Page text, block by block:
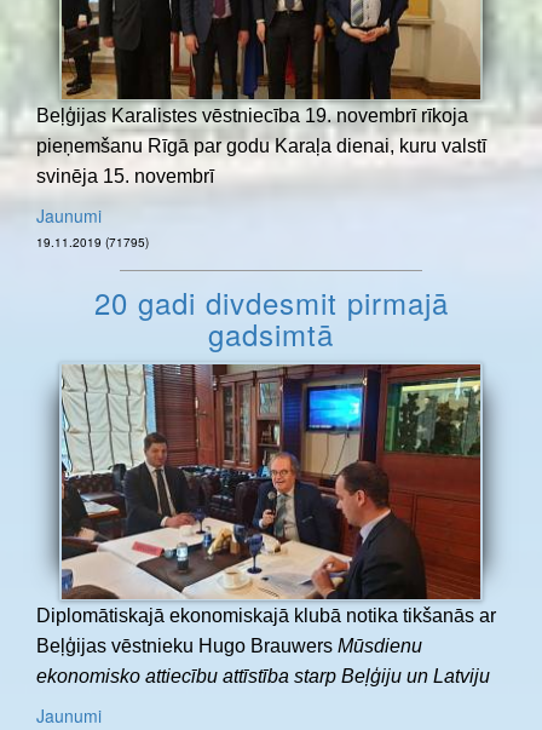
Beļģijas Karalistes vēstniecība 19. novembrī rīkoja
pieņemšanu Rīgā par godu Karaļa dienai, kuru valstī
svinēja 15. novembrī
Jaunumi
19.11.2019 (71795)
20 gadi divdesmit pirmajā
gadsimtā
Diplomātiskajā ekonomiskajā klubā notika tikšanās ar
Beļģijas vēstnieku Hugo Brauwers Mūsdienu
ekonomisko attiecību attīstība starp Beļģiju un Latviju
Jaunumi